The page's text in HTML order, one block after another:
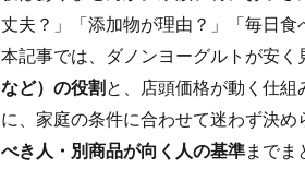
丈夫？」「添加物が理由？」「毎日食
本記事では、ダノンヨーグルトが安く
など）の役割と、店頭価格が動く仕
に、家庭の条件に合わせて迷わず決め
べき人・別商品が向く人の基準までま